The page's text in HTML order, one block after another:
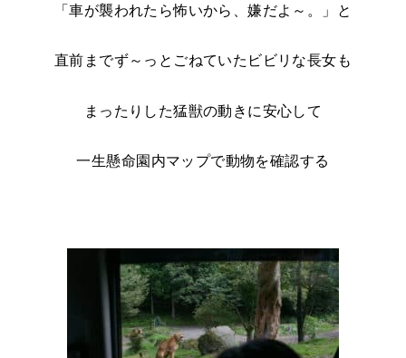
「車が襲われたら怖いから、嫌だよ～。」と
直前までず～っとごねていたビビリな長女も
まったりした猛獣の動きに安心して
一生懸命園内マップで動物を確認する